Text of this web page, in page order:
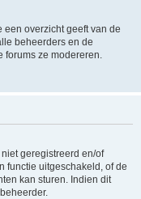
overzicht geeft van de
beheerders en de
forums ze modereren.
geregistreerd en/of
functie uitgeschakeld, of de
kan sturen. Indien dit